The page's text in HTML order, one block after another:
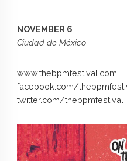
NOVEMBER 6
Ciudad de México
www.thebpmfestival.com
facebook.com/
twitter.com/thebpmfestival